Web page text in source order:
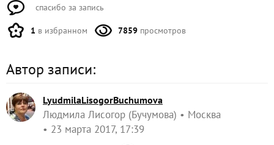
спасибо за запись
1 в избранном 7859 просмотров
Автор записи:
LyudmilaLisogorBuchumova
Людмила Лисогор (Бучумова)
Москва
23 марта 2017, 17:39